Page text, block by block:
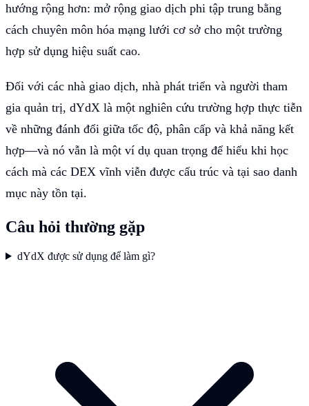
hướng rộng hơn: mở rộng giao dịch phi tập trung bằng
cách chuyên môn hóa mạng lưới cơ sở cho một trường
hợp sử dụng hiệu suất cao.
Đối với các nhà giao dịch, nhà phát triển và người tham
gia quản trị, dYdX là một nghiên cứu trường hợp thực tiễn
về những đánh đổi giữa tốc độ, phân cấp và khả năng kết
hợp—và nó vẫn là một ví dụ quan trọng để hiểu khi học
cách mà các DEX vĩnh viễn được cấu trúc và tại sao danh
mục này tồn tại.
Câu hỏi thường gặp
dYdX được sử dụng để làm gì?